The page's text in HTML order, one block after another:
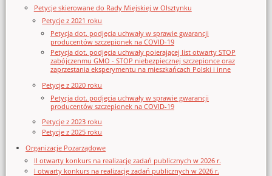
Petycje skierowane do Rady Miejskiej w Olsztynku
Petycje z 2021 roku
Petycja dot. podjęcia uchwały w sprawie gwarancji
producentów szczepionek na COVID-19
Petycja dot. podjęcia uchwały poierającej list otwarty STOP
zabójczenmu GMO - STOP niebezpiecznej szczepionce oraz
zaprzestania eksperymentu na mieszkańcach Polski i inne
Petycje z 2020 roku
Petycja dot. podjęcia uchwały w sprawie gwarancji
producentów szczepionek na COVID-19
Petycje z 2023 roku
Petycje z 2025 roku
Organizacje Pozarządowe
II otwarty konkurs na realizację zadań publicznych w 2026 r.
I otwarty konkurs na realizację zadań publicznych w 2026 r.